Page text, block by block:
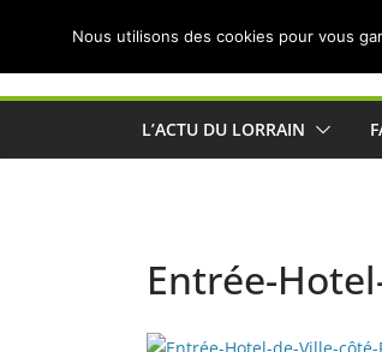
Actualités de Lorraine pour
L’ACTU DU LORRAIN
Entrée-
Nous utilisons des cookies pour vous